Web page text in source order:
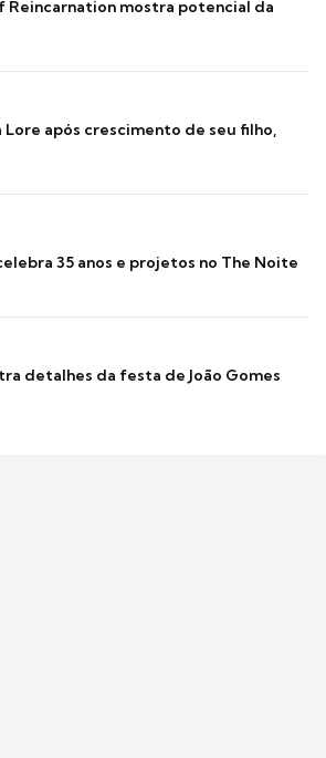
Reincarnation mostra potencial da
após crescimento de seu filho,
35 anos e projetos no The Noite
detalhes da festa de João Gomes